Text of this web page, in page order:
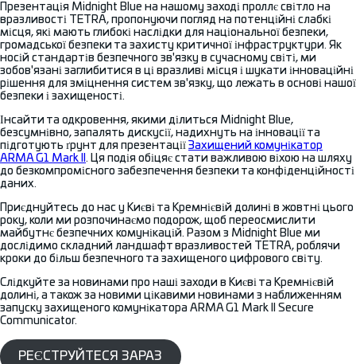
Презентація Midnight Blue на нашому заході проллє світло на
вразливості TETRA, пропонуючи погляд на потенційні слабкі
місця, які мають глибокі наслідки для національної безпеки,
громадської безпеки та захисту критичної інфраструктури. Як
носій стандартів безпечного зв'язку в сучасному світі, ми
зобов'язані заглибитися в ці вразливі місця і шукати інноваційні
рішення для зміцнення систем зв'язку, що лежать в основі нашої
безпеки і захищеності.
Інсайти та одкровення, якими ділиться Midnight Blue,
безсумнівно, запалять дискусії, надихнуть на інновації та
підготують ґрунт для презентації Захищений комунікатор
ARMA G1 Mark II . Ця подія обіцяє стати важливою віхою на шляху
до безкомпромісного забезпечення безпеки та конфіденційності
даних.
Приєднуйтесь до нас у Києві та Кремнієвій долині в жовтні цього
року, коли ми розпочинаємо подорож, щоб переосмислити
майбутнє безпечних комунікацій. Разом з Midnight Blue ми
дослідимо складний ландшафт вразливостей TETRA, роблячи
кроки до більш безпечного та захищеного цифрового світу.
Слідкуйте за новинами про наші заходи в Києві та Кремнієвій
долині, а також за новими цікавими новинами з наближенням
запуску захищеного комунікатора ARMA G1 Mark II Secure
Communicator.
РЕЄСТРУЙТЕСЯ ЗАРАЗ